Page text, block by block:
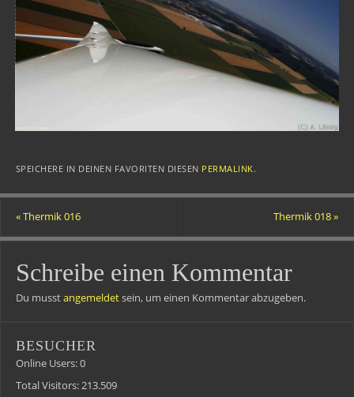
SPEICHERE IN DEINEN FAVORITEN DIESEN PERMALINK.
«Thermik 016 Thermik 018»
Schreibe einen Kommentar
Du musstangemeldetsein, um einen Kommentar abzugeben.
BESUCHER
Online Users:0
Total Visitors:213.509